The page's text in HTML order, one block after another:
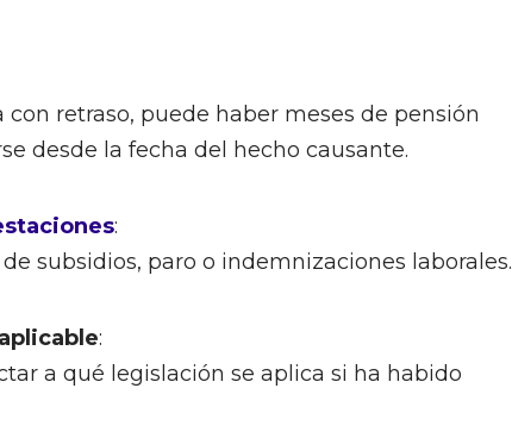
con retraso, puede haber meses de pensión
desde la fecha del hecho causante.
:
subsidios, paro o indemnizaciones laborales.
:
a qué legislación se aplica si ha habido